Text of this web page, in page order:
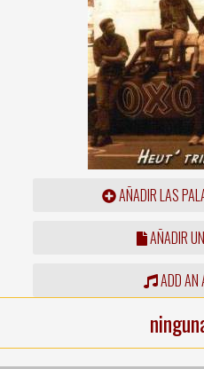
AÑADIR LAS
AÑADIR
ADD AN